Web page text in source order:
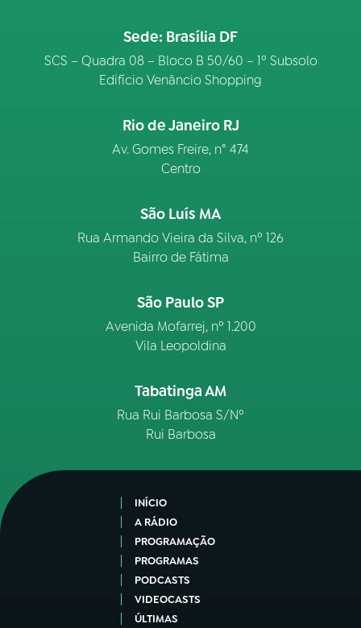
Sede: Brasília DF
SCS – Quadra 08 – Bloco B 50/60 – 1º Subsolo
Edifício Venâncio Shopping
Rio de Janeiro RJ
Av. Gomes Freire, n° 474
Centro
São Luís MA
Rua Armando Vieira da Silva, nº 126
Bairro de Fátima
São Paulo SP
Avenida Mofarrej, nº 1.200
Vila Leopoldina
Tabatinga AM
Rua Rui Barbosa S/Nº
Rui Barbosa
INÍCIO
A RÁDIO
PROGRAMAÇÃO
PROGRAMAS
PODCASTS
VIDEOCASTS
ÚLTIMAS